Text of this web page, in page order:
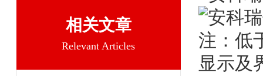
相关文章
Relevant Articles
注：低
显示及